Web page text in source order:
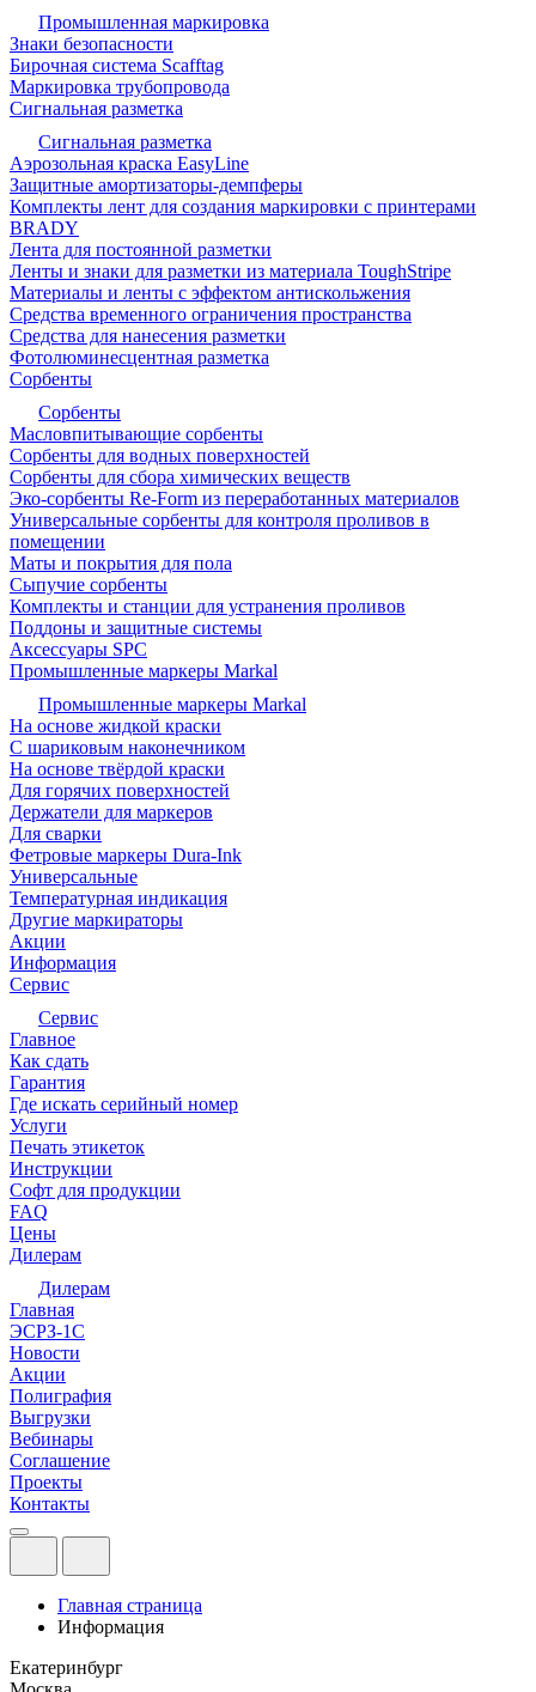
Промышленная маркировка
Знаки безопасности
Бирочная система Scafftag
Маркировка трубопровода
Сигнальная разметка
Сигнальная разметка
Аэрозольная краска EasyLine
Защитные амортизаторы-демпферы
Комплекты лент для создания маркировки с принтерами
BRADY
Лента для постоянной разметки
Ленты и знаки для разметки из материала ToughStripe
Материалы и ленты с эффектом антискольжения
Средства временного ограничения пространства
Средства для нанесения разметки
Фотолюминесцентная разметка
Сорбенты
Сорбенты
Масловпитывающие сорбенты
Сорбенты для водных поверхностей
Сорбенты для сбора химических веществ
Эко-сорбенты Re-Form из переработанных материалов
Универсальные сорбенты для контроля проливов в
помещении
Маты и покрытия для пола
Сыпучие сорбенты
Комплекты и станции для устранения проливов
Поддоны и защитные системы
Аксессуары SPC
Промышленные маркеры Markal
Промышленные маркеры Markal
На основе жидкой краски
С шариковым наконечником
На основе твёрдой краски
Для горячих поверхностей
Держатели для маркеров
Для сварки
Фетровые маркеры Dura-Ink
Универсальные
Температурная индикация
Другие маркираторы
Акции
Информация
Сервис
Сервис
Главное
Как сдать
Гарантия
Где искать серийный номер
Услуги
Печать этикеток
Инструкции
Софт для продукции
FAQ
Цены
Дилерам
Дилерам
Главная
ЭСРЗ-1С
Новости
Акции
Полиграфия
Выгрузки
Вебинары
Соглашение
Проекты
Контакты
Главная страница
Информация
Екатеринбург